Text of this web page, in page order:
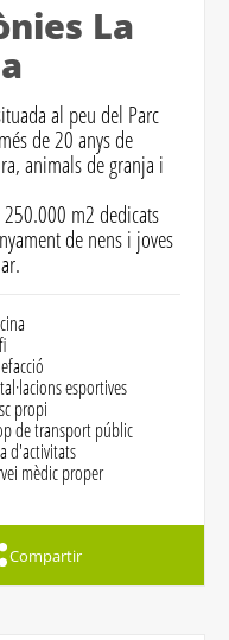
La
al peu del Parc
de 20 anys de
animals de granja i
250.000 m2 dedicats
de nens i joves
esportives
propi
de transport públic
d'activitats
mèdic proper
Compartir